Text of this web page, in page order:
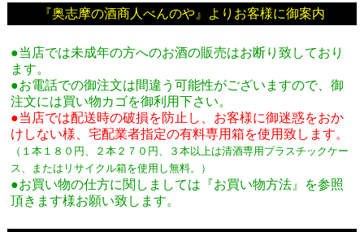
『奥志摩の酒商人べんのや』よりお客様に御案内
●当店では未成年の方へのお酒の販売はお断り致しており
ます。
●お電話での御注文は間違う可能性がございますので、御
注文には買い物カゴを御利用下さい。
●当店では配送時の破損を防止し、お客様に御迷惑をおか
けしない様、宅配業者指定の有料専用箱を使用致します。
（１本１８０円、２本２７０円、３本以上は清酒専用プラスチックケー
ス、またはリサイクル箱を使用し無料。
）
●お買い物の仕方に関しましては『お買い物方法』を参照
頂きます様お願い致します。